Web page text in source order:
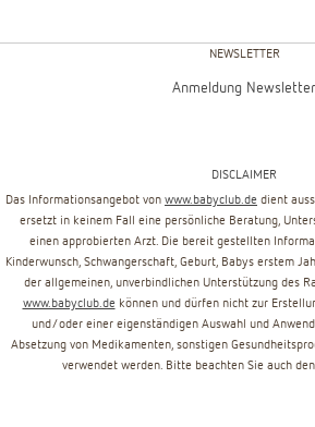
NEWSLETTER
Anmeldung Newsletter
DISCLAIMER
Das Informationsangebot von www.babyclub.de dient
ersetzt in keinem Fall eine persönliche Beratung,
einen approbierten Arzt. Die bereit gestellten
Kinderwunsch, Schwangerschaft, Geburt, Babys erstem
der allgemeinen, unverbindlichen Unterstützung des
www.babyclub.de können und dürfen nicht zur
und/oder einer eigenständigen Auswahl und
Absetzung von Medikamenten, sonstigen
verwendet werden. Bitte beachten Sie auch den